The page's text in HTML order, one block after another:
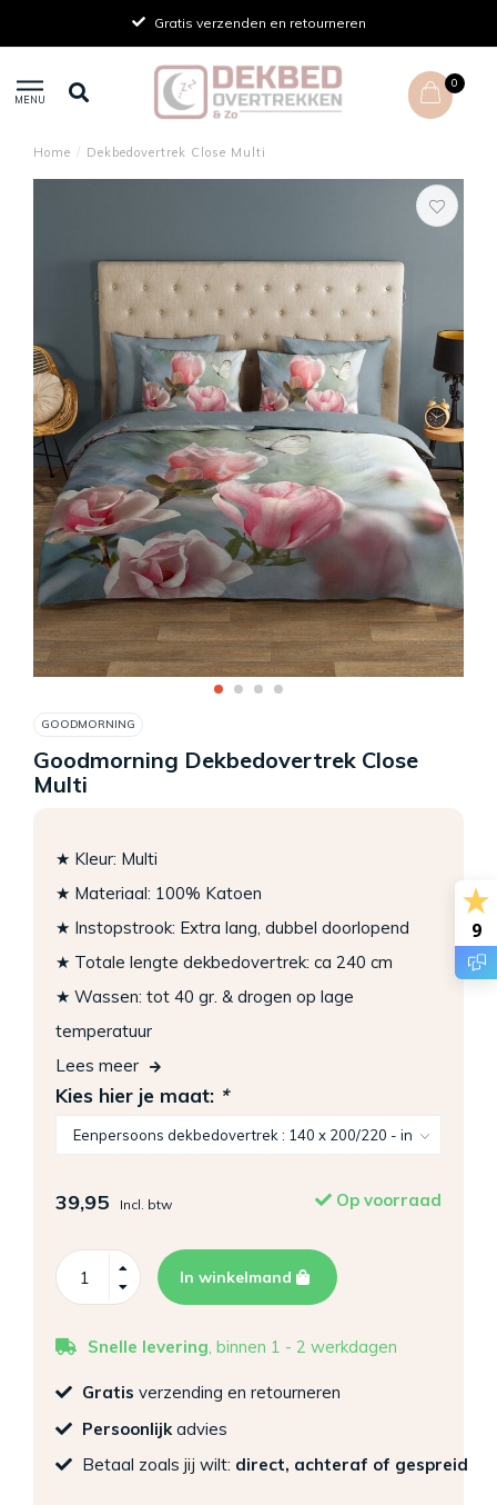
Gratis verzenden en retourneren
MENU
0
Home / Dekbedovertrek Close Multi
GOODMORNING
Goodmorning Dekbedovertrek Close
Multi
★ Kleur: Multi
★ Materiaal: 100% Katoen
★ Instopstrook: Extra lang, dubbel doorlopend
★ Totale lengte dekbedovertrek: ca 240 cm
★ Wassen: tot 40 gr. & drogen op lage
temperatuur
Lees meer
Kies hier je maat: *
39,95 Incl. btw Op voorraad
In winkelmand
Snelle levering, binnen 1 - 2 werkdagen
Gratis verzending en retourneren
Persoonlijk advies
Betaal zoals jij wilt: direct, achteraf of gespreid
9